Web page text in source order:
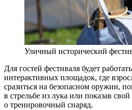
Уличный исторический
Для гостей фестиваля будет
интерактивных площадок, где
сразиться на безопасном оружии,
в стрельбе из лука или показав
о тренировочный снаряд.